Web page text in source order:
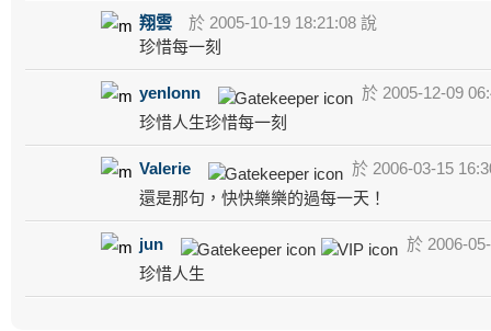
翔雲
於 2005-10-19 18:21:08 說
珍惜每一刻
yenlonn
於 2005-12-09
珍惜人生珍惜每一刻
Valerie
於 2006-03-15
還是那句，快快樂樂的過每一天！
jun
於 2006-
珍惜人生